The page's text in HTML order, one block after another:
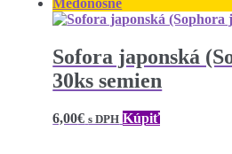
Medonosné
Sofora japonská
30ks semien
6,00€ s DPH Kúpiť